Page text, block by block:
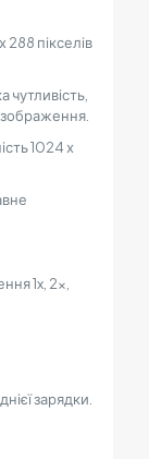
288 пікселів
чутливість,
зображення.
1024 х
1x, 2x,
зарядки.